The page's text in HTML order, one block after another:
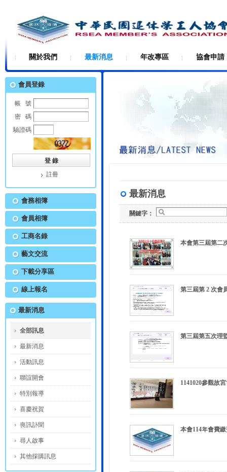
關於我們 最新消息 年改專區 協會申請
會員登錄
帳 號
密 碼
驗證碼
註冊
會務相簿
會員相簿
工商名錄
藝文交流
下載分享區
線上報名
最新消息
全部訊息
最新消息
活動訊息
聯誼開會
特別報導
喜慶祝賀
喪訊訃聞
尋人啟事
其他採購訊息
最新消息
關鍵字：
本會第三屆第二
第三屆第 2 次會
第三屆第五次理
1141020參觀故
本會114年會費